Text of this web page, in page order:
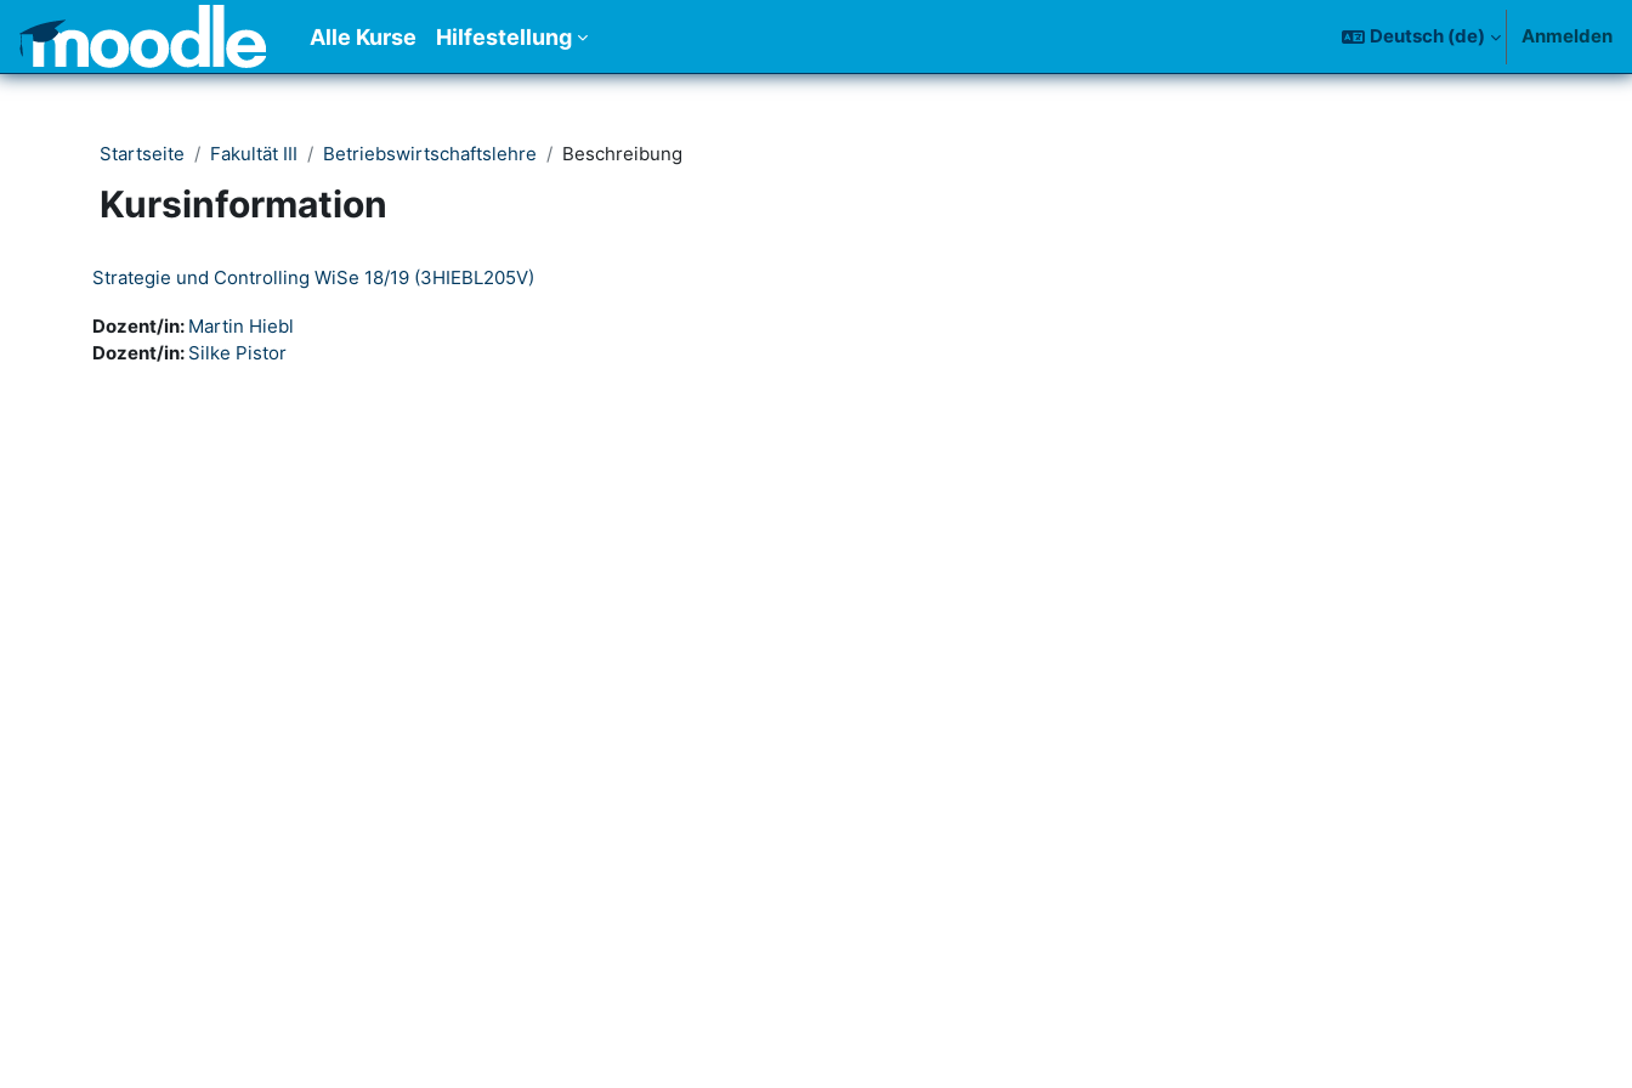
Alle Kurse Hilfestellung Deutsch ‎(de)‎ Anmelden
Startseite Fakultät III Betriebswirtschaftslehre Beschreibung
Kursinformation
Strategie und Controlling WiSe 18/19 (3HIEBL205V)
Dozent/in: Martin Hiebl
Dozent/in: Silke Pistor